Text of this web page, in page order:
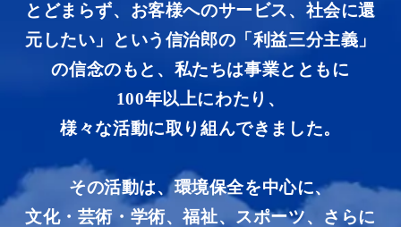
とどまらず、お客様へのサービス、社会に還
元したい」
という信治郎の「利益三分主義」
の信念のもと、 私たちは事業とともに
100年以上にわたり、
様々な活動に取り組んできました。
その活動は、環境保全を中心に、
文化・芸術・学術、福祉、スポーツ、 さらに